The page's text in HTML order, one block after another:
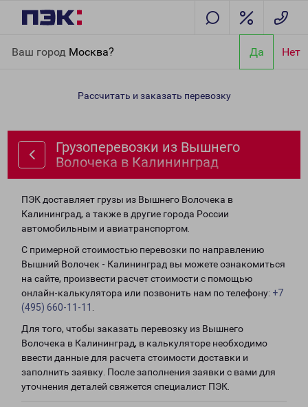
Ваш город Москва? Да Нет
в Калининград
Рассчитать и заказать перевозку
Грузоперевозки из Вышнего
Волочека в Калининград
ПЭК доставляет грузы из Вышнего Волочека в
Калининград, а также в другие города России
автомобильным и авиатранспортом.
С примерной стоимостью перевозки по направлению
Вышний Волочек - Калининград вы можете ознакомиться
на сайте, произвести расчет стоимости с помощью
онлайн-калькулятора или позвонить нам по телефону: +7
(495) 660-11-11
Для того, чтобы заказать перевозку из Вышнего
Волочека в Калининград, в калькуляторе необходимо
ввести данные для расчета стоимости доставки и
заполнить заявку. После заполнения заявки с вами для
уточнения деталей свяжется специалист ПЭК.